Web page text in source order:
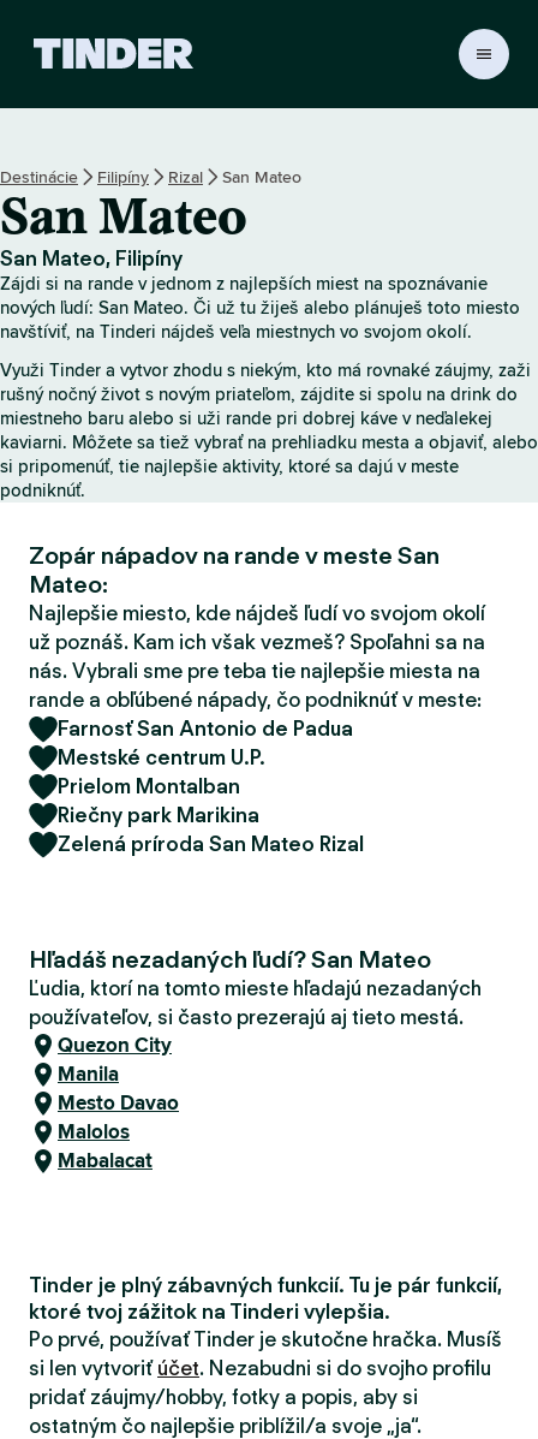
s
k
á
b
r
a
o
v
k
a
T
d
r
Destinácie Filipíny Rizal San Mateo
San Mateo
San Mateo, Filipíny
Zájdi si na rande v jednom z najlepších miest na spoznávanie
nových ľudí: San Mateo. Či už tu žiješ alebo plánuješ toto miesto
navštíviť, na Tinderi nájdeš veľa miestnych vo svojom okolí.
Využi Tinder a vytvor zhodu s niekým, kto má rovnaké záujmy, zaži
rušný nočný život s novým priateľom, zájdite si spolu na drink do
miestneho baru alebo si uži rande pri dobrej káve v neďalekej
kaviarni. Môžete sa tiež vybrať na prehliadku mesta a objaviť, alebo
si pripomenúť, tie najlepšie aktivity, ktoré sa dajú v meste
podniknúť.
Zopár nápadov na rande v meste San
Mateo:
Najlepšie miesto, kde nájdeš ľudí vo svojom okolí
už poznáš. Kam ich však vezmeš? Spoľahni sa na
nás. Vybrali sme pre teba tie najlepšie miesta na
rande a obľúbené nápady, čo podniknúť v meste:
Farnosť San Antonio de Padua
Mestské centrum U.P.
Prielom Montalban
Riečny park Marikina
Zelená príroda San Mateo Rizal
Hľadáš nezadaných ľudí? San Mateo
Ľudia, ktorí na tomto mieste hľadajú nezadaných
používateľov, si často prezerajú aj tieto mestá.
Quezon City
Manila
Mesto Davao
Malolos
Mabalacat
Tinder je plný zábavných funkcií. Tu je pár funkcií,
ktoré tvoj zážitok na Tinderi vylepšia.
Po prvé, používať Tinder je skutočne hračka. Musíš
si len vytvoriť účet. Nezabudni si do svojho profilu
pridať záujmy/hobby, fotky a popis, aby si
ostatným čo najlepšie priblížil/a svoje „ja“.